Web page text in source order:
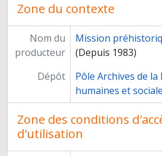
Zone du contexte
Nom du
producteur
Mission
(Depuis 1983)
Dépôt
Pôle Archives de
humaines et
Zone des conditions
d'utilisation